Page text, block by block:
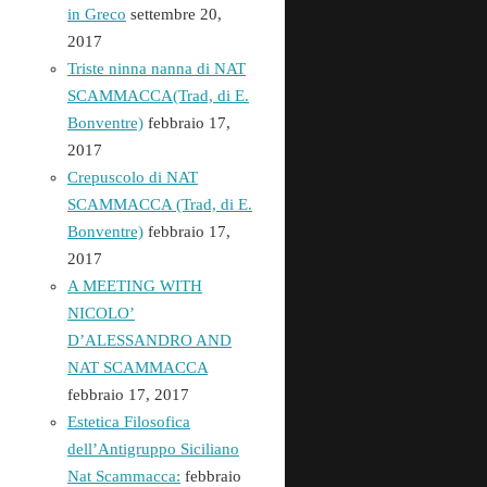
in Greco settembre 20,
2017
Triste ninna nanna di NAT
SCAMMACCA(Trad, di E.
Bonventre) febbraio 17,
2017
Crepuscolo di NAT
SCAMMACCA (Trad, di E.
Bonventre) febbraio 17,
2017
A MEETING WITH
NICOLO’
D’ALESSANDRO AND
NAT SCAMMACCA
febbraio 17, 2017
Estetica Filosofica
dell’Antigruppo Siciliano
Nat Scammacca: febbraio